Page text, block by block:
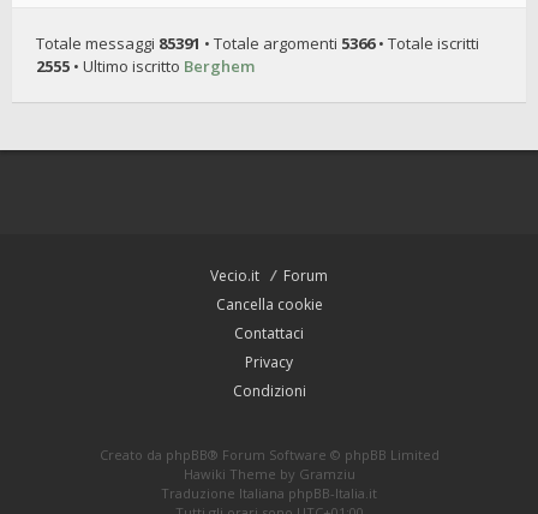
Totale messaggi 85391 • Totale argomenti 5366• Totale iscritti
2555 • Ultimo iscritto Berghem
Vecio.it
Forum
Cancella cookie
Contattaci
Privacy
Condizioni
Creato da phpBB® Forum Software © phpBB Limited
Hawiki Theme by Gramziu
Traduzione Italiana phpBB-Italia.it